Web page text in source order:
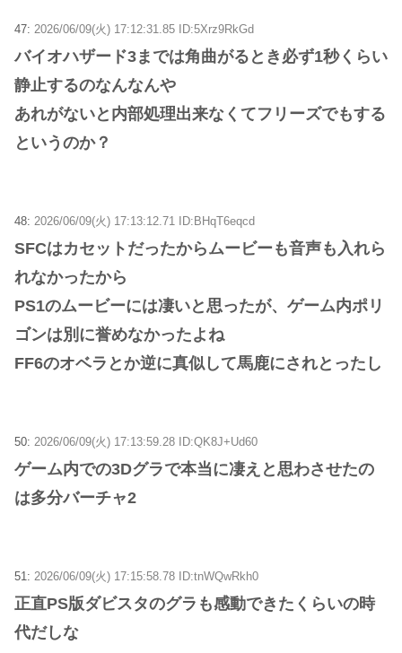
47: 2026/06/09(火) 17:12:31.85 ID:5Xrz9RkGd
バイオハザード3までは角曲がるとき必ず1秒くらい
静止するのなんなんや
あれがないと内部処理出来なくてフリーズでもする
というのか？
48: 2026/06/09(火) 17:13:12.71 ID:BHqT6eqcd
SFCはカセットだったからムービーも音声も入れら
れなかったから
PS1のムービーには凄いと思ったが、ゲーム内ポリ
ゴンは別に誉めなかったよね
FF6のオベラとか逆に真似して馬鹿にされとったし
50: 2026/06/09(火) 17:13:59.28 ID:QK8J+Ud60
ゲーム内での3Dグラで本当に凄えと思わさせたの
は多分バーチャ2
51: 2026/06/09(火) 17:15:58.78 ID:tnWQwRkh0
正直PS版ダビスタのグラも感動できたくらいの時
代だしな